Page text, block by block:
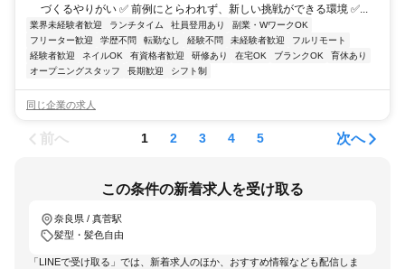
づくるやりがい ✅ 前例にとらわれず、新しい挑戦ができる環境 ✅...
業界未経験者歓迎 ランチタイム 社員登用あり
副業・WワークOK
フリーター歓迎
学歴不問 転勤なし 経験不問 未経験者歓迎
フルリモート
経験者歓迎
ネイルOK 有資格者歓迎 研修あり 在宅OK ブランクOK
育休あり
オープニングスタッフ
長期歓迎 シフト制
同じ企業の求人
前へ 1 2 3 4 5 次へ
この条件の新着求人を受け取る
奈良県 / 真菅駅
髪型・髪色自由
「LINEで受け取る」では、新着求人のほか、おすすめ情報なども配信しま